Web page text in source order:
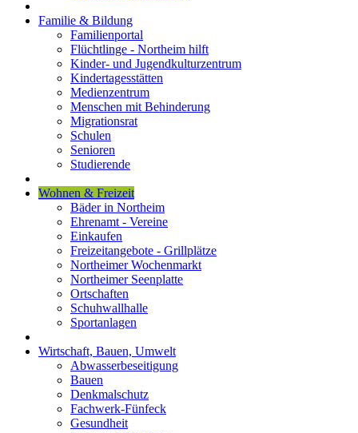
Familie & Bildung
Familienportal
Flüchtlinge - Northeim hilft
Kinder- und Jugendkulturzentrum
Kindertagesstätten
Medienzentrum
Menschen mit Behinderung
Migrationsrat
Schulen
Senioren
Studierende
Wohnen & Freizeit
Bäder in Northeim
Ehrenamt - Vereine
Einkaufen
Freizeitangebote - Grillplätze
Northeimer Wochenmarkt
Northeimer Seenplatte
Ortschaften
Schuhwallhalle
Sportanlagen
Wirtschaft, Bauen, Umwelt
Abwasserbeseitigung
Bauen
Denkmalschutz
Fachwerk-Fünfeck
Gesundheit